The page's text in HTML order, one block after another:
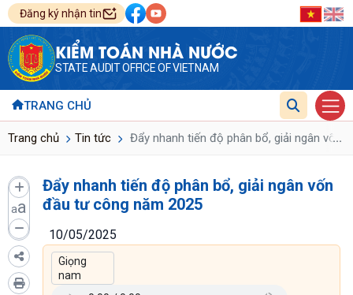
Đăng ký nhận tin
KIỂM TOÁN NHÀ NƯỚC
STATE AUDIT OFFICE OF VIETNAM
TRANG CHỦ
Trang chủ Tin tức Đẩy nhanh tiến độ phân bổ, giải ngân vốn
...
aa
Đẩy nhanh tiến độ phân bổ, giải ngân vốn
đầu tư công năm 2025
10/05/2025